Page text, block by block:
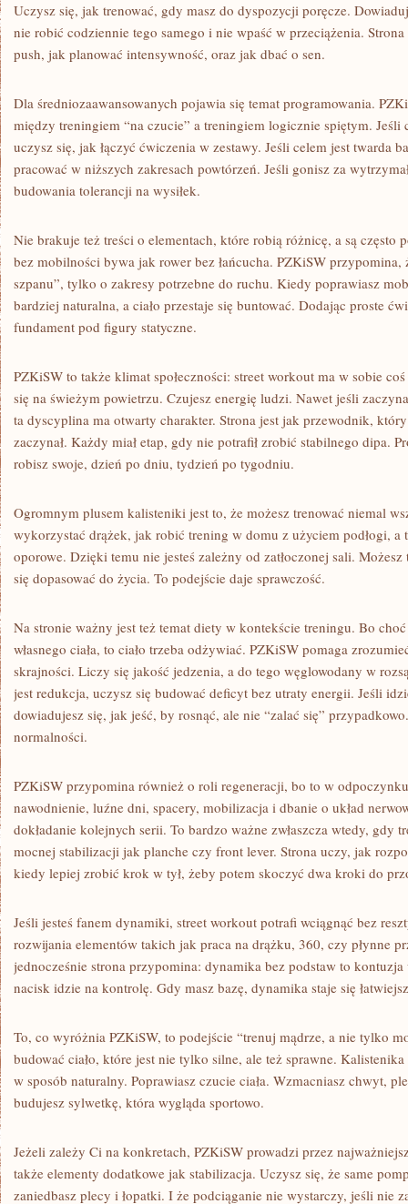
Uczysz się, jak trenować, gdy masz do dyspozycji poręcze.
nie robić codziennie tego samego i nie wpaść w przeciążenia.
push, jak planować intensywność, oraz jak dbać o sen.
Dla średniozaawansowanych pojawia się temat programowania.
między treningiem “na czucie” a treningiem logicznie spiętym. Jeśli
uczysz się, jak łączyć ćwiczenia w zestawy. Jeśli celem jest twarda
pracować w niższych zakresach powtórzeń. Jeśli gonisz za
budowania tolerancji na wysiłek.
Nie brakuje też treści o elementach, które robią różnicę, a są często
bez mobilności bywa jak rower bez łańcucha. PZKiSW przypomina,
szpanu”, tylko o zakresy potrzebne do ruchu. Kiedy poprawiasz
bardziej naturalna, a ciało przestaje się buntować. Dodając proste
fundament pod figury statyczne.
PZKiSW to także klimat społeczności: street workout ma w sobie
się na świeżym powietrzu. Czujesz energię ludzi. Nawet jeśli
ta dyscyplina ma otwarty charakter. Strona jest jak przewodnik,
zaczynał. Każdy miał etap, gdy nie potrafił zrobić stabilnego dipa.
robisz swoje, dzień po dniu, tydzień po tygodniu.
Ogromnym plusem kalisteniki jest to, że możesz trenować niemal
wykorzystać drążek, jak robić trening w domu z użyciem podłogi, a
oporowe. Dzięki temu nie jesteś zależny od zatłoczonej sali.
się dopasować do życia. To podejście daje sprawczość.
Na stronie ważny jest też temat diety w kontekście treningu. Bo
własnego ciała, to ciało trzeba odżywiać. PZKiSW pomaga
skrajności. Liczy się jakość jedzenia, a do tego węglowodany w
jest redukcja, uczysz się budować deficyt bez utraty energii. Jeśli
dowiadujesz się, jak jeść, by rosnąć, ale nie “zalać się”
normalności.
PZKiSW przypomina również o roli regeneracji, bo to w
nawodnienie, luźne dni, spacery, mobilizacja i dbanie o układ
dokładanie kolejnych serii. To bardzo ważne zwłaszcza wtedy, gdy
mocnej stabilizacji jak planche czy front lever. Strona uczy, jak
kiedy lepiej zrobić krok w tył, żeby potem skoczyć dwa kroki do
Jeśli jesteś fanem dynamiki, street workout potrafi wciągnąć bez
rozwijania elementów takich jak praca na drążku, 360, czy płynne
jednocześnie strona przypomina: dynamika bez podstaw to
nacisk idzie na kontrolę. Gdy masz bazę, dynamika staje się
To, co wyróżnia PZKiSW, to podejście “trenuj mądrze, a nie tylko
budować ciało, które jest nie tylko silne, ale też sprawne.
w sposób naturalny. Poprawiasz czucie ciała. Wzmacniasz chwyt,
budujesz sylwetkę, która wygląda sportowo.
Jeżeli zależy Ci na konkretach, PZKiSW prowadzi przez
także elementy dodatkowe jak stabilizacja. Uczysz się, że same
zaniedbasz plecy i łopatki. I że podciąganie nie wystarczy, jeśli nie